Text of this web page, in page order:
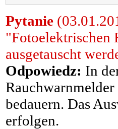
Pytanie
"Fotoelektrischen
ausgetauscht
Odpowiedz: In
bedauern. Das
erfolgen.